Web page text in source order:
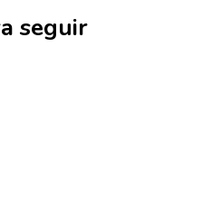
seguir